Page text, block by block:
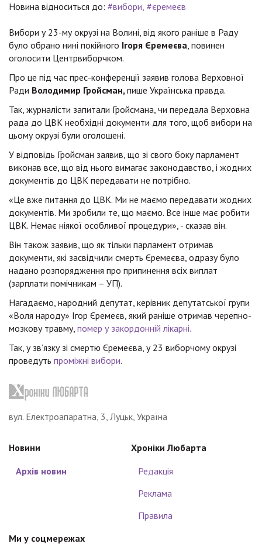
Новина відноситься до: #вибори #єремеєв
Вибори у 23-му окрузі на Волині, від якого раніше в Раду
було обрано нині покійного Ігоря Єремеєва, повинен
оголосити Центрвиборчком.
Про це під час прес-конференції заявив голова Верховної
Ради Володимир Гройсман, пише Українська правда.
Так, журналісти запитали Гройсмана, чи передала Верховна
рада до ЦВК необхідні документи для того, щоб вибори на
цьому окрузі були оголошені.
У відповідь Гройсман заявив, що зі свого боку парламент
виконав все, що від нього вимагає законодавство, і жодних
документів до ЦВК передавати не потрібно.
«Це вже питання до ЦВК. Ми не маємо передавати жодних
документів. Ми зробили те, що маємо. Все інше має робити
ЦВК. Немає ніякої особливої процедури», - сказав він.
Він також заявив, що як тільки парламент отримав
документи, які засвідчили смерть Єремеєва, одразу було
надано розпорядження про припинення всіх виплат
(зарплати помічникам – УП).
Нагадаємо, народний депутат, керівник депутатської групи
«Воля народу» Ігор Єремеєв, який раніше отримав черепно-
мозкову травму, помер у закордонній лікарні.
Так, у зв’язку зі смертю Єремеєва, у 23 виборчому окрузі
проведуть проміжні вибори.
вул. Електроапаратна, 3, Луцьк, Україна
Новини
Архів новин
Хроніки Любарта
Редакція
Реклама
Правила
Ми у соцмережах